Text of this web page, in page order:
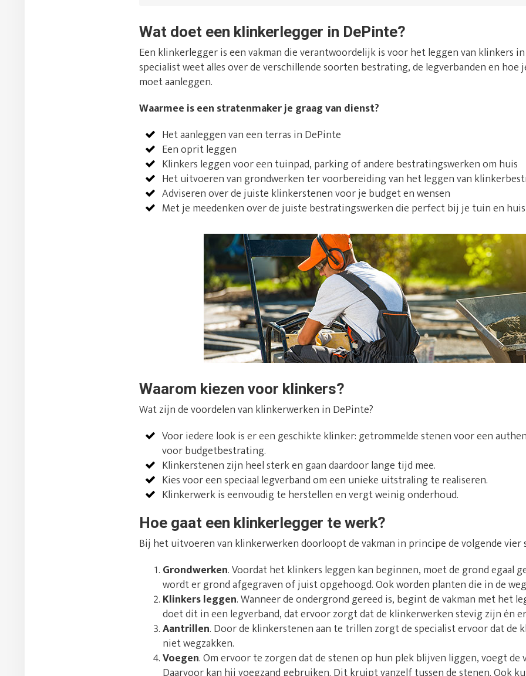
Wat doet een klinkerlegger in DePinte?
Een klinkerlegger is een vakman die verantwoordelijk is voor het leggen van klinkers
specialist weet alles over de verschillende soorten bestrating, de legverbanden en hoe
moet aanleggen.
Waarmee is een stratenmaker je graag van dienst?
Het aanleggen van een terras in DePinte
Een oprit leggen
Klinkers leggen voor een tuinpad, parking of andere bestratingswerken om huis
Het uitvoeren van grondwerken ter voorbereiding van het leggen van
Adviseren over de juiste klinkerstenen voor je budget en wensen
Met je meedenken over de juiste bestratingswerken die perfect bij je tuin en
Waarom kiezen voor klinkers?
Wat zijn de voordelen van klinkerwerken in DePinte?
Voor iedere look is er een geschikte klinker: getrommelde stenen voor een
voor budgetbestrating.
Klinkerstenen zijn heel sterk en gaan daardoor lange tijd mee.
Kies voor een speciaal legverband om een unieke uitstraling te realiseren.
Klinkerwerk is eenvoudig te herstellen en vergt weinig onderhoud.
Hoe gaat een klinkerlegger te werk?
Bij het uitvoeren van klinkerwerken doorloopt de vakman in principe de volgende vier
Grondwerken. Voordat het klinkers leggen kan beginnen, moet de grond egaal
wordt er grond afgegraven of juist opgehoogd. Ook worden planten die in de
Klinkers leggen. Wanneer de ondergrond gereed is, begint de vakman met het
doet dit in een legverband, dat ervoor zorgt dat de klinkerwerken stevig zijn én
Aantrillen. Door de klinkerstenen aan te trillen zorgt de specialist ervoor dat de
niet wegzakken.
Voegen. Om ervoor te zorgen dat de stenen op hun plek blijven liggen, voegt de